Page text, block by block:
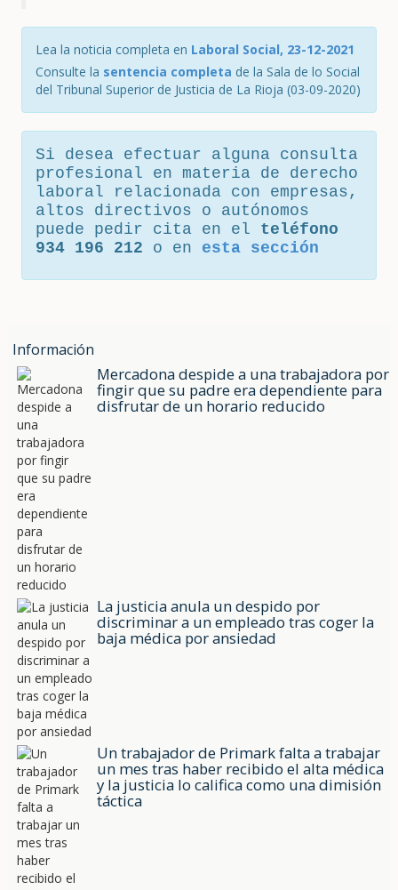
Lea la noticia completa en Laboral Social, 23-12-2021
Consulte la sentencia completa de la Sala de lo Social
del Tribunal Superior de Justicia de La Rioja (03-09-2020)
Si desea efectuar alguna consulta
profesional en materia de derecho
laboral relacionada con empresas,
altos directivos o autónomos
puede pedir cita en el teléfono
934 196 212 o en esta sección
Información
Mercadona despide a una trabajadora por
fingir que su padre era dependiente para
disfrutar de un horario reducido
La justicia anula un despido por
discriminar a un empleado tras coger la
baja médica por ansiedad
Un trabajador de Primark falta a trabajar
un mes tras haber recibido el alta médica
y la justicia lo califica como una dimisión
táctica